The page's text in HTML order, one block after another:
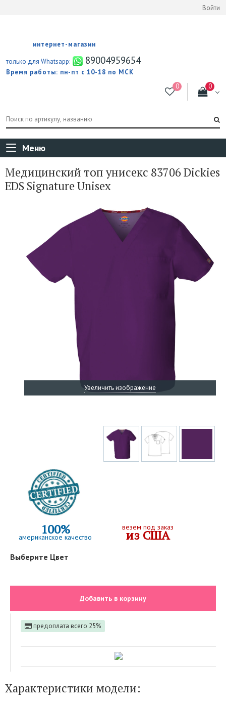
Войти
интернет-магазин
только для Whatsapp:
89004959654
Время работы: пн-пт с 10-18 по МСК
Меню
Медицинский топ унисекс 83706 Dickies
EDS Signature Unisex
Увеличить изображение
100%
американское качество
везем под заказ
из США
Выберите Цвет
Добавить в корзину
предоплата всего 25%
Характеристики модели: